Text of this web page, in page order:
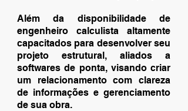
Além da disponibilidade de
engenheiro calculista altamente
capacitados para desenvolver seu
projeto estrutural, aliados a
softwares de ponta, visando criar
um relacionamento com clareza
de informações e gerenciamento
de sua obra.